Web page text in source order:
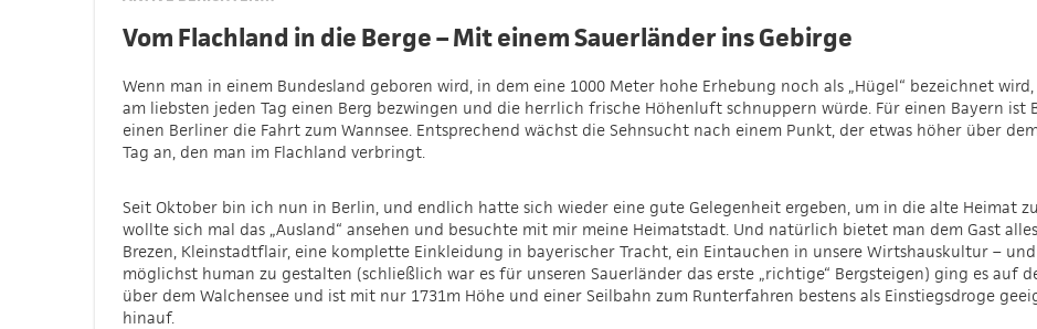
Vom Flachland in die Berge – Mit einem Sauerländer ins Gebirge
Wenn man in einem Bundesland geboren wird, in dem eine 1000 Meter hohe Erhebung noch als „Hügel“ bezeichnet
am liebsten jeden Tag einen Berg bezwingen und die herrlich frische Höhenluft schnuppern würde. Für einen Bayern ist
einen Berliner die Fahrt zum Wannsee. Entsprechend wächst die Sehnsucht nach einem Punkt, der etwas höher über
Tag an, den man im Flachland verbringt.
Seit Oktober bin ich nun in Berlin, und endlich hatte sich wieder eine gute Gelegenheit ergeben, um in die alte Heimat
wollte sich mal das „Ausland“ ansehen und besuchte mit mir meine Heimatstadt. Und natürlich bietet man dem Gast
Brezen, Kleinstadtflair, eine komplette Einkleidung in bayerischer Tracht, ein Eintauchen in unsere Wirtshauskultur –
möglichst human zu gestalten (schließlich war es für unseren Sauerländer das erste „richtige“ Bergsteigen) ging es auf
über dem Walchensee und ist mit nur 1731m Höhe und einer Seilbahn zum Runterfahren bestens als Einstiegsdroge
hinauf.